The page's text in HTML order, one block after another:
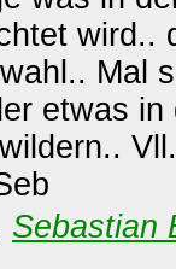
wird..
Mal
etwas in
Sebastian